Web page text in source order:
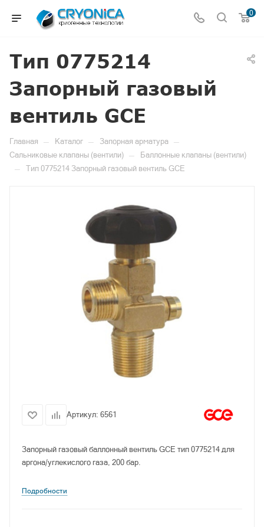
0
Тип 0775214
Запорный газовый
вентиль GCE
Главная — Каталог — Запорная арматура —
Сальниковые клапаны (вентили) — Баллонные клапаны (вентили)
— Тип 0775214 Запорный газовый вентиль GCE
Артикул: 6561
Запорный газовый баллонный вентиль GCE тип 0775214 для
аргона/углекислого газа, 200 бар.
Подробности